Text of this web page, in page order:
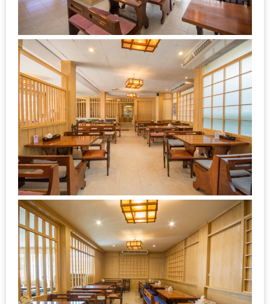
2
–
ช็อป
ฟิน
กิน
เพลิน
HFG
E-
NEWS
GAME
(SABAI
SEAFOOD)
HOMEPRO
FAIR
2017
เชียงใหม่